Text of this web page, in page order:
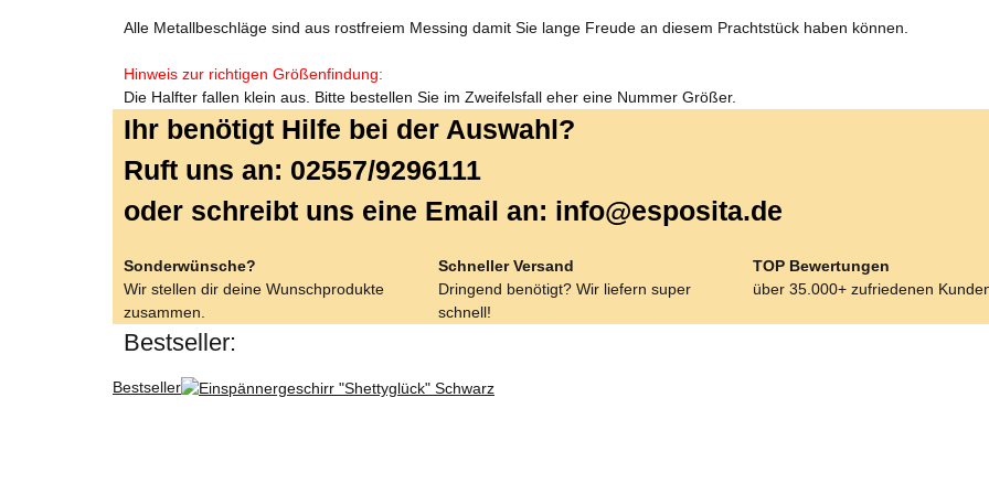
Alle Metallbeschläge sind aus rostfreiem Messing damit Sie lange Freude an diesem Prachtstück haben können.
Hinweis zur richtigen Größenfindung:
Die Halfter fallen klein aus. Bitte bestellen Sie im Zweifelsfall eher eine Nummer Größer.
Ihr benötigt Hilfe bei der Auswahl?
Ruft uns an: 02557/9296111
oder schreibt uns eine Email an: info@esposita.de
Sonderwünsche?
Wir stellen dir deine Wunschprodukte
zusammen.
Schneller Versand
Dringend benötigt? Wir liefern super
schnell!
TOP Bewertungen
über 35.000+ zufriedenen
Bestseller:
Bestseller